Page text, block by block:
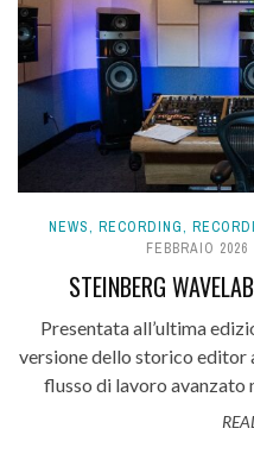
NEWS, RECORDING,
FEBBRAIO 2026
STEINBERG
Presentata all’ultima
versione dello storico editor
flusso di lavoro avanzato